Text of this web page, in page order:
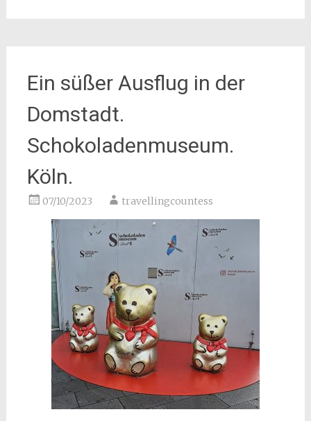
Ein süßer Ausflug in der
Domstadt.
Schokoladenmuseum.
Köln.
07/10/2023 travellingcountess